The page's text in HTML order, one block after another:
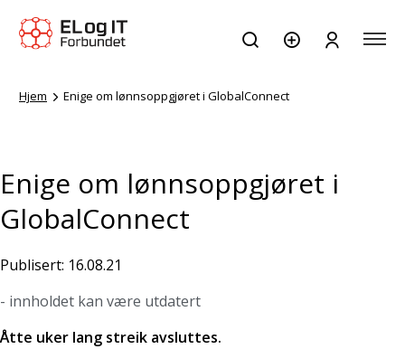
Hjem Enige om lønnsoppgjøret i GlobalConnect
Enige om lønnsoppgjøret i
GlobalConnect
Publisert: 16.08.21
- innholdet kan være utdatert
Åtte uker lang streik avsluttes.